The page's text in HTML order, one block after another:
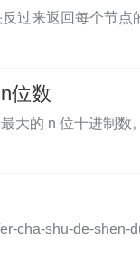
过来返回每个节
位数
大的 n 位十进制
cha-shu-de-